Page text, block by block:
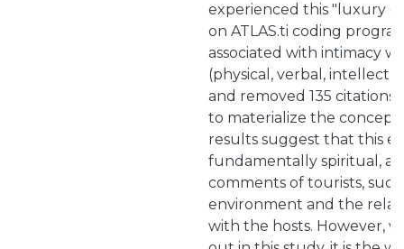
experienced this "luxury
on ATLAS.ti coding
associated with intimacy
(physical, verbal,
and removed 135
to materialize the concept
results suggest that this
fundamentally spiritual,
comments of tourists,
environment and the
with the hosts. However,